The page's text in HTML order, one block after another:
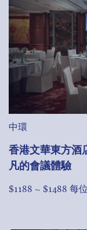
中環
香港文華東方酒
凡的會議體驗
$1188 ~ $1488 每